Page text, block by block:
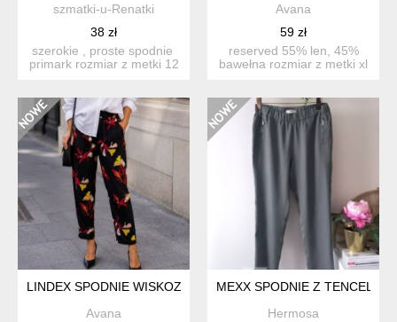
szmatki-u-Renatki
38 zł
szerokie , proste spodnie
primark rozmiar z metki 12
Avana
59 zł
reserved 55% len, 45%
bawełna rozmiar z metki xl
LINDEX SPODNIE WISKOZA
Avana
MEXX SPODNIE Z TENCELU
Hermosa